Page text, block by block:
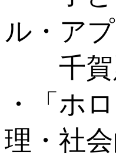
ル・ア
千賀則
・「ホ
理・社会